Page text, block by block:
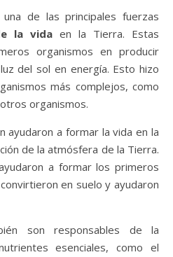
una de las principales fuerzas
la vida en la Tierra. Estas
organismos en producir
del sol en energía. Esto hizo
más complejos, como
organismos.
ayudaron a formar la vida en la
de la atmósfera de la Tierra.
a formar los primeros
en suelo y ayudaron
son responsables de la
esenciales, como el